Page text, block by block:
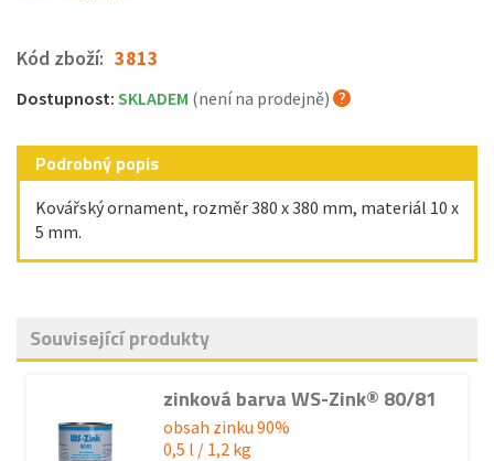
Kód zboží: 3813
Dostupnost: SKLADEM (není na prodejně)
Podrobný popis
Kovářský ornament, rozměr 380 x 380 mm, materiál 10 x
5 mm.
Související produkty
zinková barva WS-Zink® 80/81
obsah zinku 90%
0,5 l / 1,2 kg